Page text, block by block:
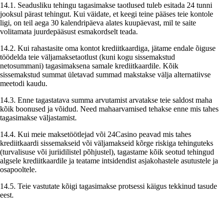
14.1. Seadusliku tehingu tagasimakse taotlused tuleb esitada 24 tunni
jooksul pärast tehingut. Kui väidate, et keegi teine pääses teie kontole
ligi, on teil aega 30 kalendripäeva alates kuupäevast, mil te saite
volitamata juurdepääsust esmakordselt teada.
14.2. Kui rahastasite oma kontot krediitkaardiga, jätame endale õiguse
töödelda teie väljamaksetaotlust (kuni kogu sissemakstud
netosummani) tagasimaksena samale krediitkaardile. Kõik
sissemakstud summat ületavad summad makstakse välja alternatiivse
meetodi kaudu.
14.3. Enne tagastatava summa arvutamist arvatakse teie saldost maha
kõik boonused ja võidud. Need mahaarvamised tehakse enne mis tahes
tagasimakse väljastamist.
14.4. Kui meie maksetöötlejad või 24Casino peavad mis tahes
krediitkaardi sissemakseid või väljamakseid kõrge riskiga tehinguteks
(turvalisuse või juriidilistel põhjustel), tagastame kõik seotud tehingud
algsele krediitkaardile ja teatame intsidendist asjakohastele asutustele ja
osapooltele.
14.5. Teie vastutate kõigi tagasimakse protsessi käigus tekkinud tasude
eest.